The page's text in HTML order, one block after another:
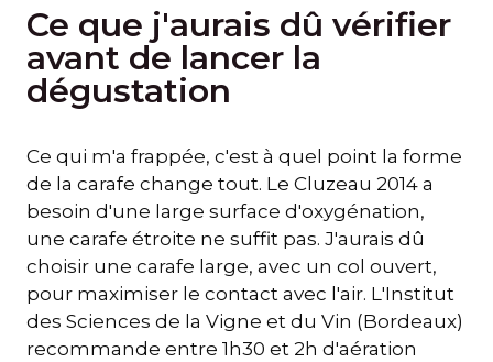
Ce que j'aurais dû vérifier
avant de lancer la
dégustation
Ce qui m'a frappée, c'est à quel point la forme
de la carafe change tout. Le Cluzeau 2014 a
besoin d'une large surface d'oxygénation,
une carafe étroite ne suffit pas. J'aurais dû
choisir une carafe large, avec un col ouvert,
pour maximiser le contact avec l'air. L'Institut
des Sciences de la Vigne et du Vin (Bordeaux)
recommande entre 1h30 et 2h d'aération